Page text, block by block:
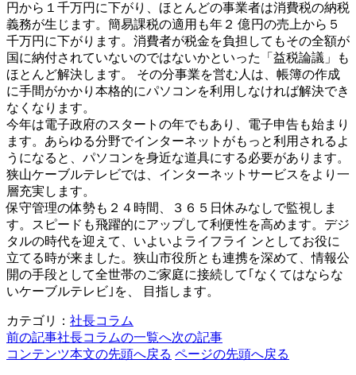
円から１千万円に下がり、ほとんどの事業者は消費税の納税
義務が生じます。簡易課税の適用も年２ 億円の売上から５
千万円に下がります。消費者が税金を負担してもその全額が
国に納付されていないのではないかといった「益税論議」も
ほとんど解決します。 その分事業を営む人は、帳簿の作成
に手間がかかり本格的にパソコンを利用しなければ解決でき
なくなります。
今年は電子政府のスタートの年でもあり、電子申告も始まり
ます。あらゆる分野でインターネットがもっと利用されるよ
うになると、パソコンを身近な道具にする必要があります。
狭山ケーブルテレビでは、インターネットサービスをより一
層充実します。
保守管理の体勢も２４時間、３６５日休みなしで監視しま
す。スピードも飛躍的にアップして利便性を高めます。デジ
タルの時代を迎えて、いよいよライフライ ンとしてお役に
立てる時が来ました。狭山市役所とも連携を深めて、情報公
開の手段として全世帯のご家庭に接続して｢なくてはならな
いケーブルテレビ｣を、 目指します。
カテゴリ： 社長コラム
前の記事社長コラムの一覧へ次の記事
コンテンツ本文の先頭へ戻る ページの先頭へ戻る